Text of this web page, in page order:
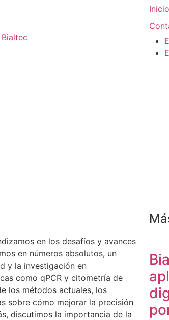
Inicio
en los desafíos y avances
en números absolutos, un
y la investigación en
como qPCR y citometría de
los métodos actuales, los
sobre cómo mejorar la precisión
discutimos la importancia de la